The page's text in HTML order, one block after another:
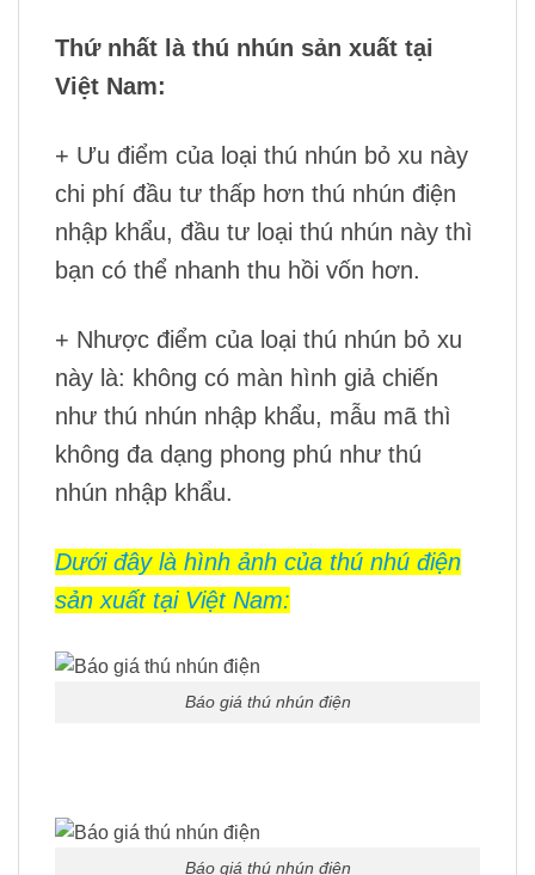
Thứ nhất là thú nhún sản xuất tại
Việt Nam:
+ Ưu điểm của loại thú nhún bỏ xu này
chi phí đầu tư thấp hơn thú nhún điện
nhập khẩu, đầu tư loại thú nhún này thì
bạn có thể nhanh thu hồi vốn hơn.
+ Nhược điểm của loại thú nhún bỏ xu
này là: không có màn hình giả chiến
như thú nhún nhập khẩu, mẫu mã thì
không đa dạng phong phú như thú
nhún nhập khẩu.
Dưới đây là hình ảnh của thú nhú điện
sản xuất tại Việt Nam:
Báo giá thú nhún điện
Báo giá thú nhún điện